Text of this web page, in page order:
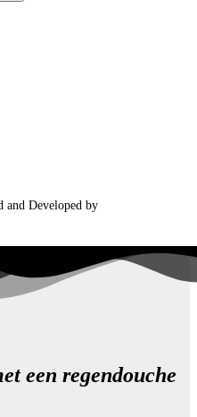
and Developed by
een regendouche